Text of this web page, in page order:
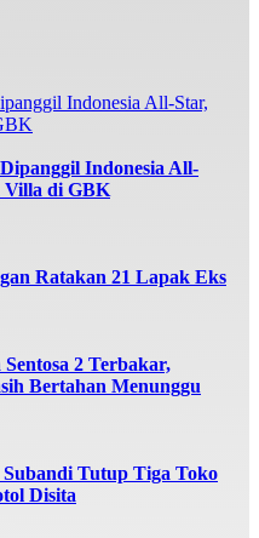
Indonesia All-
Villa di GBK
Ratakan 21 Lapak Eks
2 Terbakar,
Bertahan Menunggu
Tutup Tiga Toko
Disita